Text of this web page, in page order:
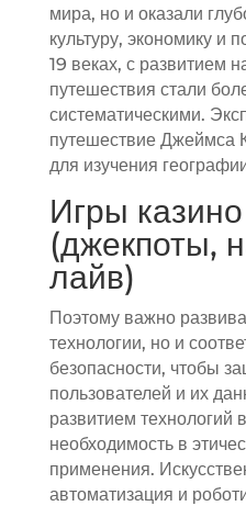
мира, но и оказали
культуру, экономику и
19 веках, с развитием
путешествия стали
систематическими.
путешествие Джеймса
для изучения
Игры
(джекпоты,
лайв)
Поэтому важно
технологии, но и
безопасности, чтобы
пользователей и их
развитием технологий
необходимость в
применения.
автоматизация и